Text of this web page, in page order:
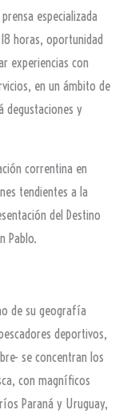
especializada
horas, oportunidad
experiencias con
en un ámbito de
degustaciones y
correntina en
tendientes a la
del Destino
Pablo.
de su geografía
deportivos,
se concentran los
con magníficos
Paraná y Uruguay,